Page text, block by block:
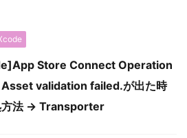
Store Connect Operation
validation failed.が出た時
方法 → Transporter